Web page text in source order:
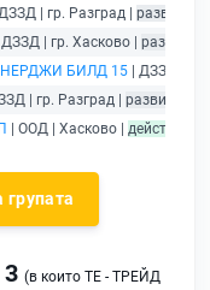
ДЗЗД | гр. Разград | развиващ
| ДЗЗД | гр. Хасково |
БИЛД 15 | ДЗЗД |
| гр. Разград | развиващ
| ООД | Хасково | действащ
групата
(в които ТЕ - ТРЕЙД